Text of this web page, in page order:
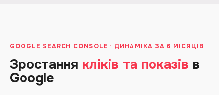
GOOGLE SEARCH CONSOLE · ДИНАМІКА ЗА 6 МІСЯЦІВ
Зростання кліків та показів в
Google